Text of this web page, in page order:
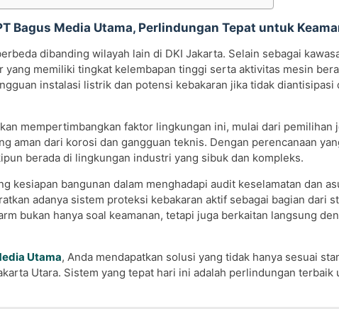
Bagus Media Utama, Perlindungan Tepat untuk
dibanding wilayah lain di DKI Jakarta. Selain sebagai
memiliki tingkat kelembapan tinggi serta aktivitas mesin
instalasi listrik dan potensi kebakaran jika tidak diantisipasi
mempertimbangkan faktor lingkungan ini, mulai dari pemilihan
aman dari korosi dan gangguan teknis. Dengan perencanaan
berada di lingkungan industri yang sibuk dan kompleks.
kesiapan bangunan dalam menghadapi audit keselamatan dan
adanya sistem proteksi kebakaran aktif sebagai bagian dari
bukan hanya soal keamanan, tetapi juga berkaitan langsung
Utama, Anda mendapatkan solusi yang tidak hanya sesuai
Utara. Sistem yang tepat hari ini adalah perlindungan terbaik